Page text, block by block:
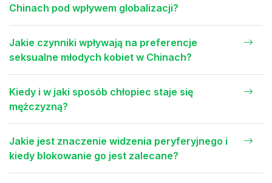
Chinach pod wpływem globalizacji?
Jakie czynniki wpływają na preferencje
seksualne młodych kobiet w Chinach?
Kiedy i w jaki sposób chłopiec staje się
mężczyzną?
Jakie jest znaczenie widzenia peryferyjnego i
kiedy blokowanie go jest zalecane?